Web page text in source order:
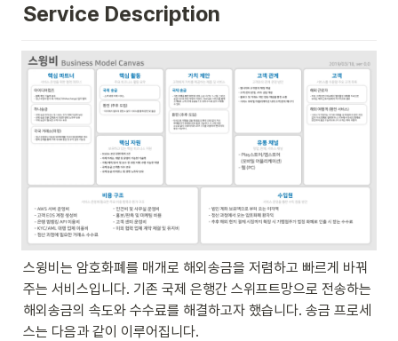
Service Description
스윙비는 암호화폐를 매개로 해외송금을 저렴하고 빠르게 바꿔
주는 서비스입니다. 기존 국제 은행간 스위프트망으로 전송하는
해외송금의 속도와 수수료를 해결하고자 했습니다. 송금 프로세
스는 다음과 같이 이루어집니다.